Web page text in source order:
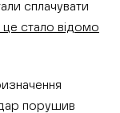
сплачувати
це стало відомо
порушив